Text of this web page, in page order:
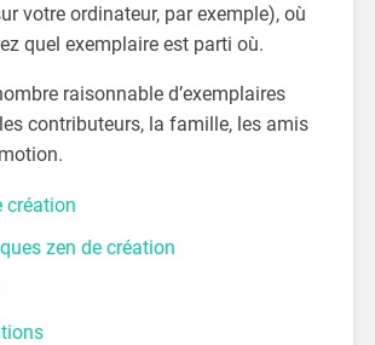
votre ordinateur, par exemple), où
quel exemplaire est parti où.
raisonnable d’exemplaires
contributeurs, la famille, les amis
création
zen de création